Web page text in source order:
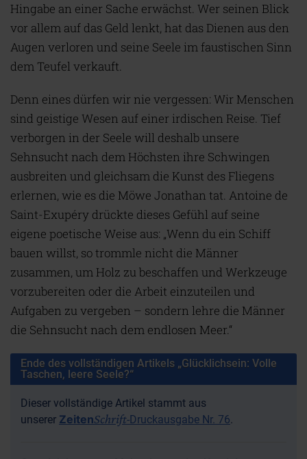
Hingabe an einer Sache erwächst. Wer seinen Blick
vor allem auf das Geld lenkt, hat das Dienen aus den
Augen verloren und seine Seele im faustischen Sinn
dem Teufel verkauft.
Denn eines dürfen wir nie vergessen: Wir Menschen
sind geistige Wesen auf einer irdischen Reise. Tief
verborgen in der Seele will deshalb unsere
Sehnsucht nach dem Höchsten ihre Schwingen
ausbreiten und gleichsam die Kunst des Fliegens
erlernen, wie es die Möwe Jonathan tat. Antoine de
Saint-Exupéry drückte dieses Gefühl auf seine
eigene poetische Weise aus: „Wenn du ein Schiff
bauen willst, so trommle nicht die Männer
zusammen, um Holz zu beschaffen und Werkzeuge
vorzubereiten oder die Arbeit einzuteilen und
Aufgaben zu vergeben – sondern lehre die Männer
die Sehnsucht nach dem endlosen Meer.“
Ende des vollständigen Artikels „Glücklichsein: Volle
Taschen, leere Seele?“
Dieser vollständige Artikel stammt aus
unserer ZeitenSchrift-Druckausgabe Nr. 76.